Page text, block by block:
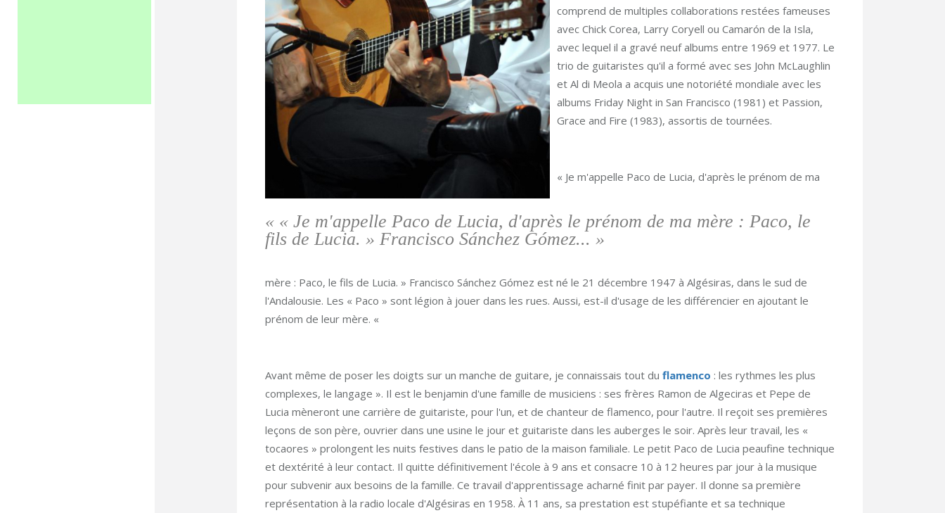
« « Je m'appelle Paco de Lucia, d'après le prénom de ma mère : Paco, le
fils de Lucia. » Francisco Sánchez Gómez... »
comprend de multiples collaborations restées fameuses
avec Chick Corea, Larry Coryell ou Camarón de la Isla,
avec lequel il a gravé neuf albums entre 1969 et 1977. Le
trio de guitaristes qu'il a formé avec ses John McLaughlin
et Al di Meola a acquis une notoriété mondiale avec les
albums Friday Night in San Francisco (1981) et Passion,
Grace and Fire (1983), assortis de tournées.
« Je m'appelle Paco de Lucia, d'après le prénom de ma
mère : Paco, le fils de Lucia. » Francisco Sánchez Gómez est né le 21 décembre 1947 à Algésiras, dans le sud de
l'Andalousie. Les « Paco » sont légion à jouer dans les rues. Aussi, est-il d'usage de les différencier en ajoutant le
prénom de leur mère. «
Avant même de poser les doigts sur un manche de guitare, je connaissais tout du flamenco : les rythmes les plus
complexes, le langage ». Il est le benjamin d'une famille de musiciens : ses frères Ramon de Algeciras et Pepe de
Lucia mèneront une carrière de guitariste, pour l'un, et de chanteur de flamenco, pour l'autre. Il reçoit ses premières
leçons de son père, ouvrier dans une usine le jour et guitariste dans les auberges le soir. Après leur travail, les «
tocaores » prolongent les nuits festives dans le patio de la maison familiale. Le petit Paco de Lucia peaufine technique
et dextérité à leur contact. Il quitte définitivement l'école à 9 ans et consacre 10 à 12 heures par jour à la musique
pour subvenir aux besoins de la famille. Ce travail d'apprentissage acharné finit par payer. Il donne sa première
représentation à la radio locale d'Algésiras en 1958. À 11 ans, sa prestation est stupéfiante et sa technique